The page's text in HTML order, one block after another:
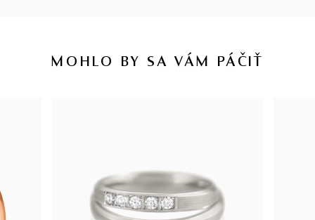
MOHLO BY SA VÁM PÁČIŤ